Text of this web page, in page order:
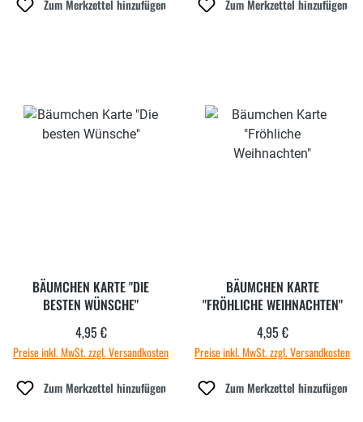
Zum Merkzettel hinzufügen Zum Merkzettel hinzufügen
BÄUMCHEN KARTE "DIE
BESTEN WÜNSCHE"
Regulärer Preis:
4,95 €
Preise inkl. MwSt. zzgl. Versandkosten
Zum Merkzettel hinzufügen
BÄUMCHEN KARTE
"FRÖHLICHE WEIHNACHTEN"
Regulärer Preis:
4,95 €
Preise inkl. MwSt. zzgl. Versandkosten
Zum Merkzettel hinzufügen